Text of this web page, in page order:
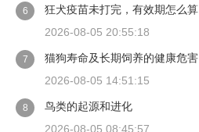
6
狂犬疫苗未打完，有效期怎么算
2026-08-05 20:55:18
7
猫狗寿命及长期饲养的健康危害
2026-08-05 14:51:15
8
鸟类的起源和进化
2026-08-05 08:45:57